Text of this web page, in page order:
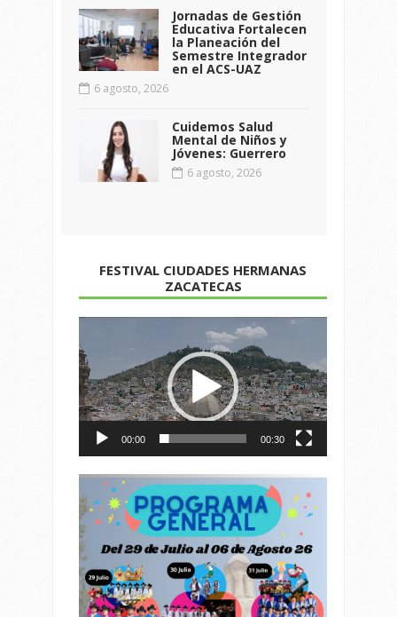
Jornadas de Gestión
Educativa Fortalecen
la Planeación del
Semestre Integrador
en el ACS-UAZ
6 agosto, 2026
Cuidemos Salud
Mental de Niños y
Jóvenes: Guerrero
6 agosto, 2026
FESTIVAL CIUDADES HERMANAS
ZACATECAS
de
vídeo
00:00 00:30